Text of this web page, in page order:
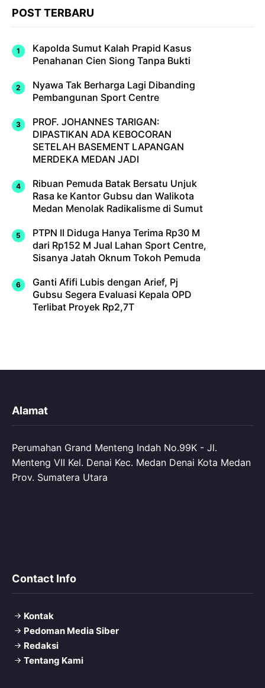
POST TERBARU
Kapolda Sumut Kalah Prapid Kasus
Penahanan Cien Siong Tanpa Bukti
Nyawa Tak Berharga Lagi Dibanding
Pembangunan Sport Centre
PROF. JOHANNES TARIGAN:
DIPASTIKAN ADA KEBOCORAN
SETELAH BASEMENT LAPANGAN
MERDEKA MEDAN JADI
Ribuan Pemuda Batak Bersatu Unjuk
Rasa ke Kantor Gubsu dan Walikota
Medan Menolak Radikalisme di Sumut
PTPN II Diduga Hanya Terima Rp30 M
dari Rp152 M Jual Lahan Sport Centre,
Sisanya Jatah Oknum Tokoh Pemuda
Ganti Afifi Lubis dengan Arief, Pj
Gubsu Segera Evaluasi Kepala OPD
Terlibat Proyek Rp2,7T
Alamat
Perumahan Grand Menteng Indah No.99K - Jl.
Menteng VII Kel. Denai Kec. Medan Denai Kota Medan
Prov. Sumatera Utara
Contact Info
Kontak
Pedoman Media Siber
Redaksi
Tentang Kami